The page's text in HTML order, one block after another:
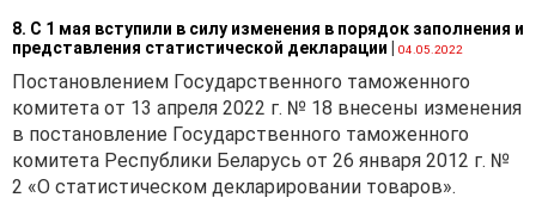
8. С 1 мая вступили в силу изменения в порядок заполнения и
представления статистической декларации
04.05.2022
Постановлением Государственного таможенного
комитета от 13 апреля 2022 г. № 18 внесены изменения
в постановление Государственного таможенного
комитета Республики Беларусь от 26 января 2012 г. №
2 «О статистическом декларировании товаров».